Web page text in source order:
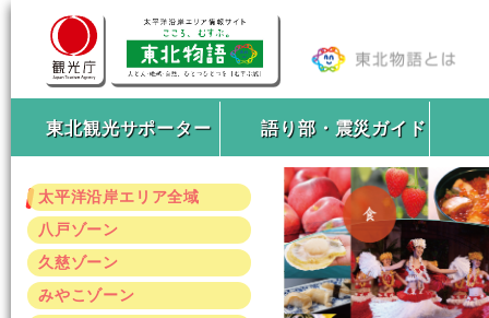
東北観光サポーター 語り部・震災ガイド
太平洋沿岸エリア全域
八戸ゾーン
久慈ゾーン
みやこゾーン